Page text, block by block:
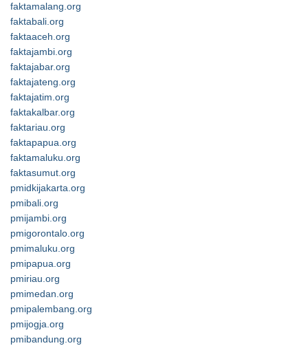
faktamalang.org
faktabali.org
faktaaceh.org
faktajambi.org
faktajabar.org
faktajateng.org
faktajatim.org
faktakalbar.org
faktariau.org
faktapapua.org
faktamaluku.org
faktasumut.org
pmidkijakarta.org
pmibali.org
pmijambi.org
pmigorontalo.org
pmimaluku.org
pmipapua.org
pmiriau.org
pmimedan.org
pmipalembang.org
pmijogja.org
pmibandung.org